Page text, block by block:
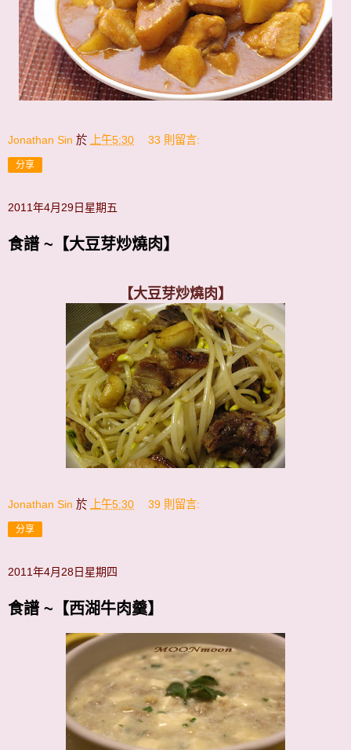
Jonathan Sin 於 上午5:30 33 則留言:
分享
2011年4月29日星期五
食譜 ~【大豆芽炒燒肉】
【大豆芽炒燒肉】
Jonathan Sin 於 上午5:30 39 則留言:
分享
2011年4月28日星期四
食譜 ~【西湖牛肉羹】